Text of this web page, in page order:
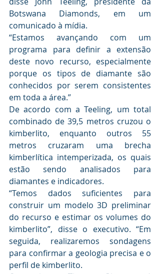
Botswana Diamonds, em um
comunicado à mídia.
“Estamos avançando com um
programa para definir a extensão
deste novo recurso, especialmente
porque os tipos de diamante são
conhecidos por serem consistentes
em toda a área.”
De acordo com a Teeling, um total
combinado de 39,5 metros cruzou o
kimberlito, enquanto outros 55
metros cruzaram uma brecha
kimberlítica intemperizada, os quais
estão sendo analisados ​​para
diamantes e indicadores.
“Temos dados suficientes para
construir um modelo 3D preliminar
do recurso e estimar os volumes do
kimberlito”, disse o executivo. “Em
seguida, realizaremos sondagens
para confirmar a geologia precisa e o
perfil de kimberlito.